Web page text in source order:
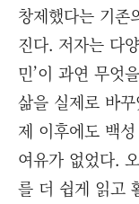
창제했다는 기존
진다. 저자는 다
민’이 과연 무엇
삶을 실제로 바
제 이후에도 백
여유가 없었다.
를 더 쉽게 읽고